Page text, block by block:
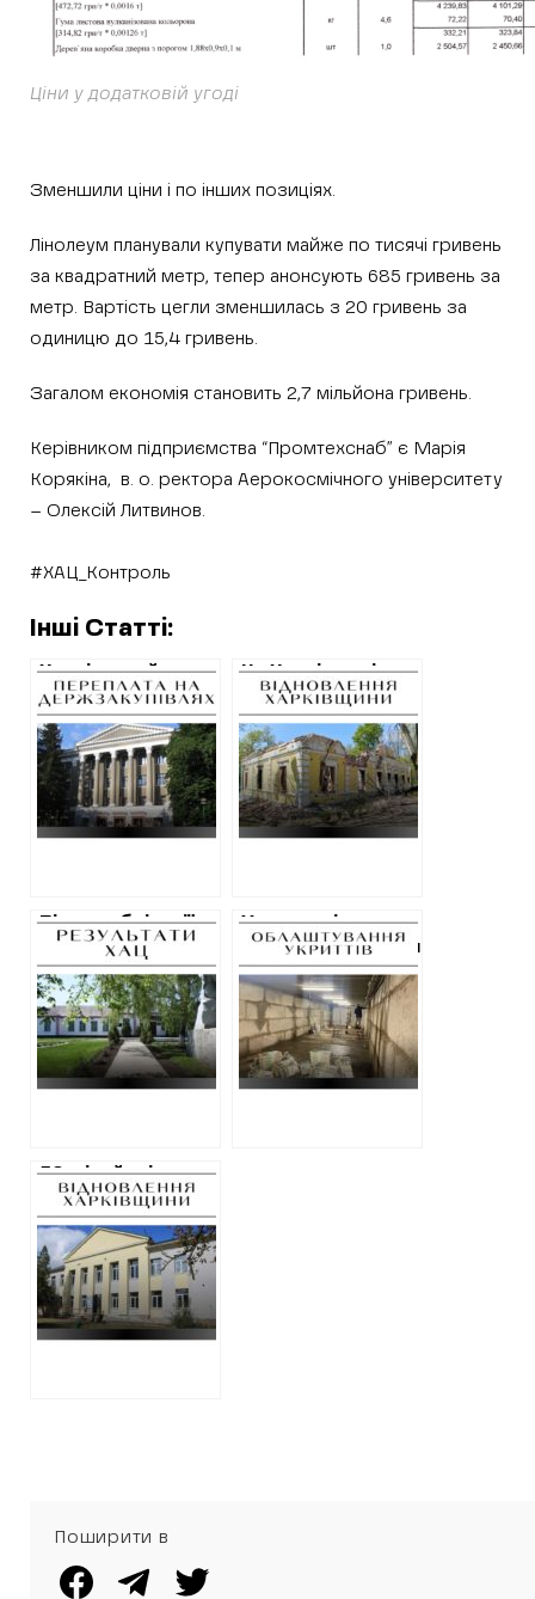
Ціни у додатковій угоді
Зменшили ціни і по інших позиціях.
Лінолеум планували купувати майже по тисячі гривень
за квадратний метр, тепер анонсують 685 гривень за
метр. Вартість цегли зменшилась з 20 гривень за
одиницю до 15,4 гривень.
Загалом економія становить 2,7 мільйона гривень.
Керівником підприємства “Промтехснаб” є Марія
Корякіна, в. о. ректора Аерокосмічного університету
– Олексій Литвинов.
#ХАЦ_Контроль
Інші Статті:
Харківський
аерокосмічний
університет
витратить п’ять
мільйонів на
ремонт
лабораторії за
На Харківщині
оголосили
тендер на
консерваційні
роботи у
“Будинку
Сковороди”
Після публікації
ХАЦ у громаді на
Харківщині
розірвали угоду
на ремонт
дитсадка за
завищеними
У громаді на
Харківщині уклали
угоду на
будівництво
бомбосховища
за 100 мільйонів
50 мільйонів на
відновлення
будівель на
Харківщині у
вересні:
підрядники,
адреси
Поширити в